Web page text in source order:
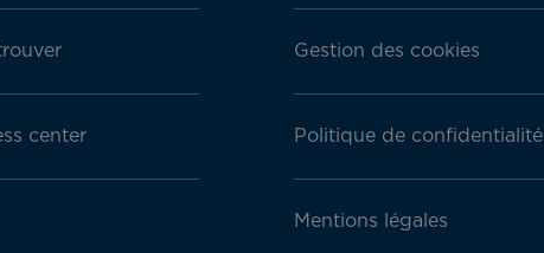
center
Gestion des cookies
Politique de confidentialité
Mentions légales